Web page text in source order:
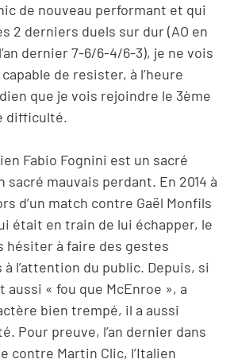
de nouveau performant et qui
2 derniers duels sur dur (AO en
dernier 7-6/6-4/6-3), je ne vois
de resister, à l’heure
que je vois rejoindre le 3ème
difficulté.
Fabio Fognini est un sacré
sacré mauvais perdant. En 2014 à
d’un match contre Gaël Monfils
était en train de lui échapper, le
hésiter à faire des gestes
l’attention du public. Depuis, si
aussi « fou que McEnroe », a
bien trempé, il a aussi
Pour preuve, l’an dernier dans
contre Martin Clic, l’Italien